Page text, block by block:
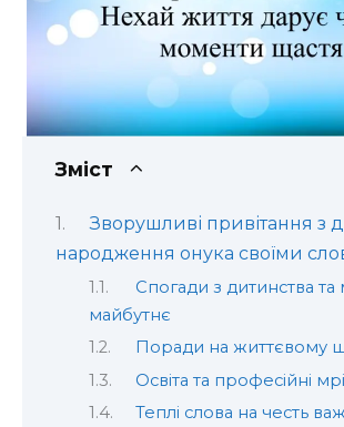
Зміст
Зворушливі привітання з
народження онука своїми
Спогади з дитинства та
майбутнє
Поради на життєвому
Освіта та професійні
Теплі слова на честь